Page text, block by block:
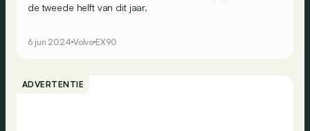
de tweede helft van dit jaar.
6 jun 2024 Volvo EX90
ADVERTENTIE